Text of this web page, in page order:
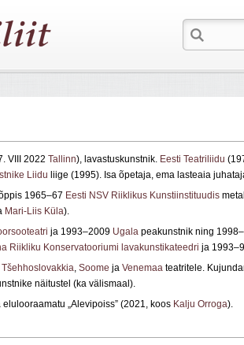
VIII 2022 Tallinn), lavastuskunstnik. Eesti Teatriliidu
Liidu liige (1995). Isa õpetaja, ema lasteaia
1965–67 Eesti NSV Riiklikus Kunstiinstituudis
Mari-Liis Küla).
ja 1993–2009 Ugala peakunstnik ning
Riikliku Konservatooriumi lavakunstikateedri ja
Tšehhoslovakkia, Soome ja Venemaa teatritele.
näitustel (ka välismaal).
„Alevipoiss” (2021, koos Kalju Orroga).